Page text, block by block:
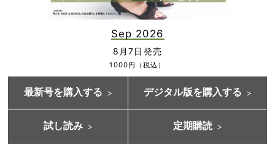
Sep 2026
8月7日発売
1000円（税込）
最新号を購入する デジタル版を購入する
試し読み 定期購読